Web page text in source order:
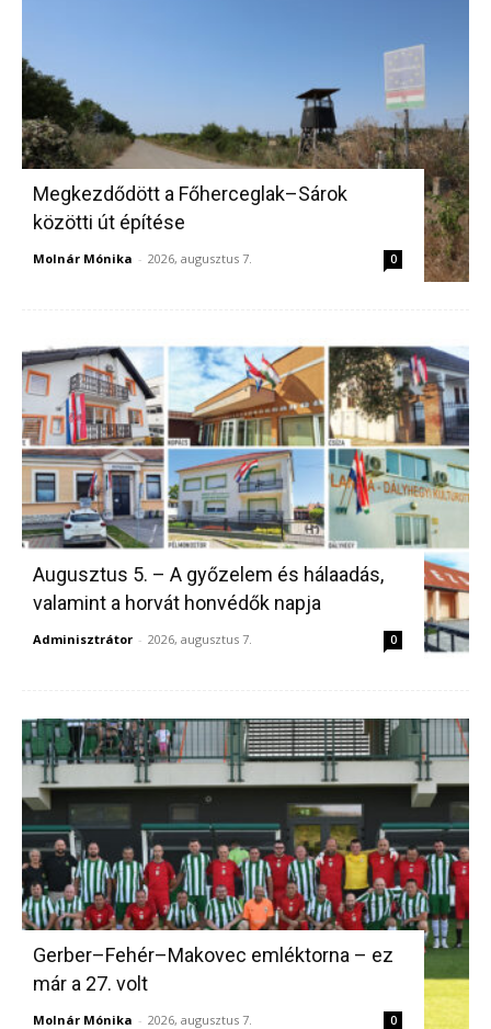
Megkezdődött a Főherceglak–Sárok
közötti út építése
Molnár Mónika - 2026, augusztus 7. 0
Augusztus 5. – A győzelem és hálaadás,
valamint a horvát honvédők napja
Adminisztrátor - 2026, augusztus 7. 0
Gerber–Fehér–Makovec emléktorna – ez
már a 27. volt
Molnár Mónika - 2026, augusztus 7. 0